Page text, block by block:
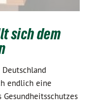
sich dem
endlich eine